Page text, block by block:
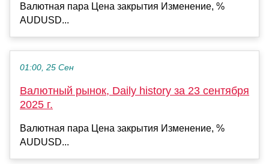
Валютная пара Цена закрытия Изменение, %
AUDUSD...
01:00, 25 Сен
Валютный рынок, Daily history за 23 сентября
2025 г.
Валютная пара Цена закрытия Изменение, %
AUDUSD...